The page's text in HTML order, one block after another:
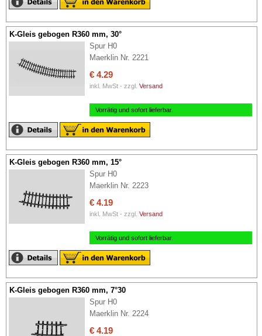
K-Gleis gebogen R360 mm, 30°
Spur H0
Maerklin Nr. 2221
€ 4.29
inkl. MwSt - zzgl. Versand
Vorrätig und sofort lieferbar.
K-Gleis gebogen R360 mm, 15°
Spur H0
Maerklin Nr. 2223
€ 4.19
inkl. MwSt - zzgl. Versand
Vorrätig und sofort lieferbar.
K-Gleis gebogen R360 mm, 7°30
Spur H0
Maerklin Nr. 2224
€ 4.19